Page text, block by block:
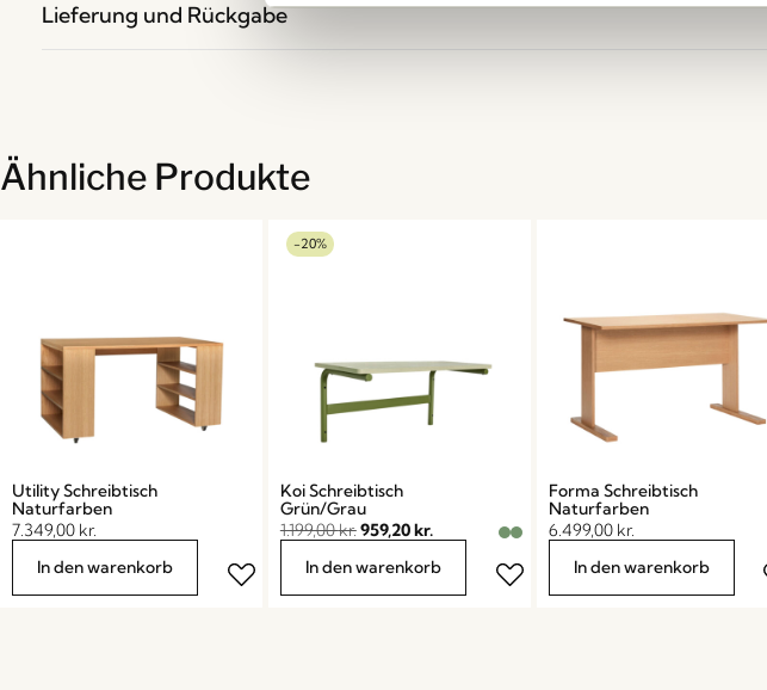
Lieferung und Rückgabe
Ähnliche Produkte
Utility Schreibtisch
Naturfarben
7.349,00 kr.
In den warenkorb
-20%
Koi Schreibtisch
Grün/Grau
1.199,00kr.959,20kr.
In den warenkorb
Forma Schreibtisch
Naturfarben
6.499,00 kr.
In den warenkorb